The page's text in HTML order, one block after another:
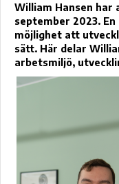
William Hansen har
september 2023.
möjlighet att
sätt. Här delar
arbetsmiljö,